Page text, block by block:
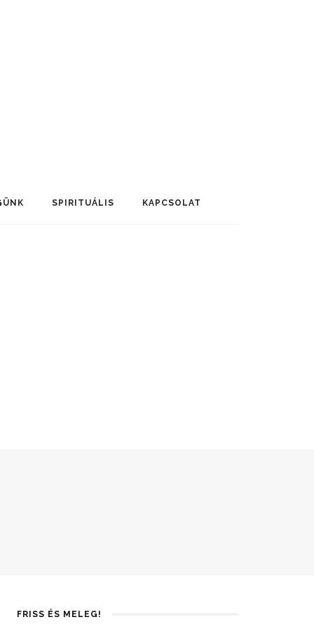
SPIRITUÁLIS KAPCSOLAT
FRISS ÉS MELEG!